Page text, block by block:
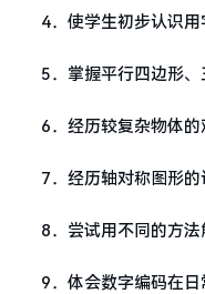
4．使学生初步认识
5．掌握平行四边形
6．经历较复杂物体的
7．经历轴对称图形
8．尝试用不同的方
9．体会数字编码在